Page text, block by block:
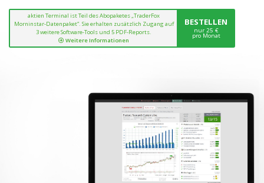
aktien Terminal ist Teil des Abopaketes „TraderFox
Morninstar-Datenpaket“. Sie erhalten zusätzlich Zugang auf
3 weitere Software-Tools und 5 PDF-Reports.
Weitere Informationen
BESTELLEN
nur 25 €
pro Monat